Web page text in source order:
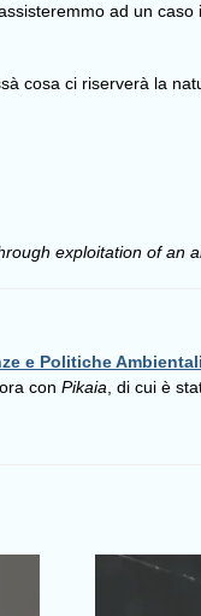
ad un
cosa ci riserverà la
exploitation of an
e Politiche
con Pikaia , di cui è